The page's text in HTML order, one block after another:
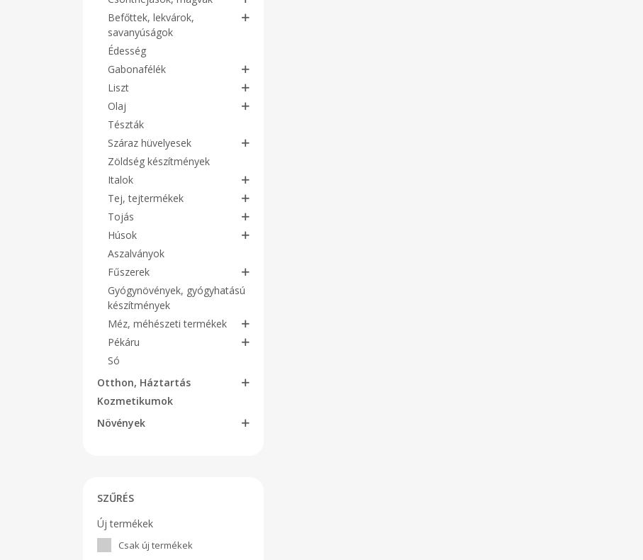
Befőttek, lekvárok,
savanyúságok
Édesség
Gabonafélék
Liszt
Olaj
Tészták
Száraz hüvelyesek
Zöldség készítmények
Italok
Tej, tejtermékek
Tojás
Húsok
Aszalványok
Fűszerek
Gyógynövények, gyógyhatású
készítmények
Méz, méhészeti termékek
Pékáru
Só
Otthon, Háztartás
Kozmetikumok
Növények
SZŰRÉS
Új termékek
Csak új termékek